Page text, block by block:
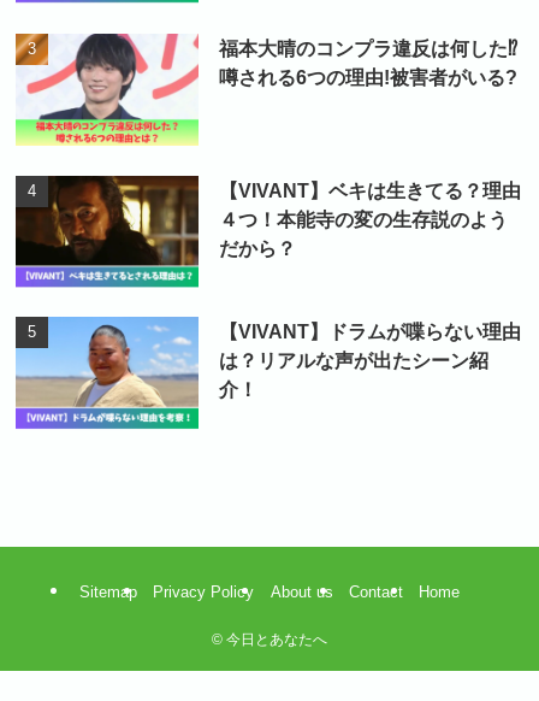
福本大晴のコンプラ違反は何した⁉
噂される6つの理由!被害者がいる?
【VIVANT】ベキは生きてる？理由
４つ！本能寺の変の生存説のよう
だから？
【VIVANT】ドラムが喋らない理由
は？リアルな声が出たシーン紹
介！
Sitemap Privacy Policy About us Contact Home
© 今日とあなたへ